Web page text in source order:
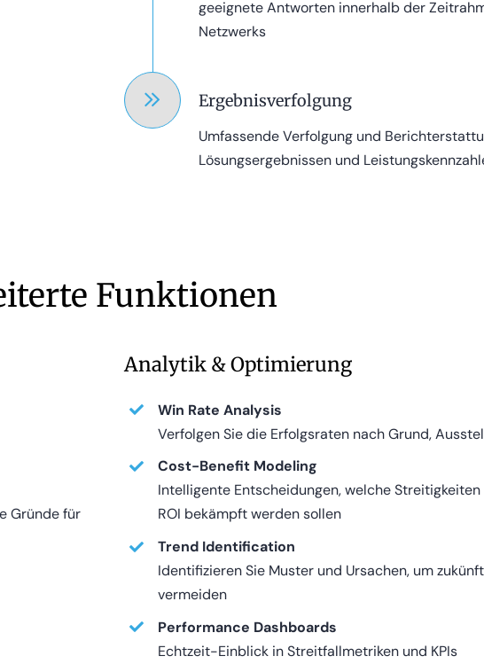
geeignete Antworten innerhalb der
Netzwerks
Ergebnisverfolgung
Umfassende Verfolgung und
Lösungsergebnissen und
Funktionen
Gründe für
Analytik & Optimierung
Win Rate Analysis
Verfolgen Sie die Erfolgsraten nach Grund,
Cost-Benefit Modeling
Intelligente Entscheidungen, welche
ROI bekämpft werden sollen
Trend Identification
Identifizieren Sie Muster und Ursachen, um
vermeiden
Performance Dashboards
Echtzeit-Einblick in Streitfallmetriken und KPIs